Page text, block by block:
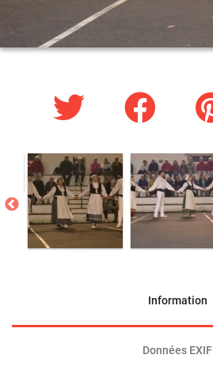
Information
Données EXIF